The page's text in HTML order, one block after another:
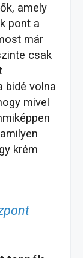
amely
pont a
már
csak
bidé volna
mivel
krém